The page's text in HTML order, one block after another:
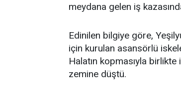
meydana gelen iş
Edinilen bilgiye göre,
için kurulan asansörlü
Halatın kopmasıyla
zemine düştü.